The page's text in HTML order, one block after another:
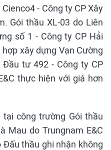
- Công ty CP Xây
Gói thầu XL-03 do Liên
số 1 - Công ty CP Hải
xây dựng Vạn Cường
Đầu tư 492 - Công ty CP
thực hiện với giá hơn
công trường Gói thầu
Mau do Trungnam E&C
Đấu thầu ghi nhận không